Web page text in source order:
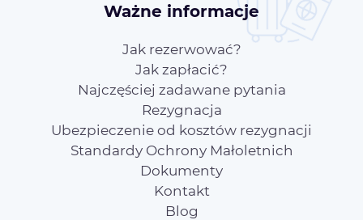
Ważne informacje
Jak rezerwować?
Jak zapłacić?
Najczęściej zadawane pytania
Rezygnacja
Ubezpieczenie od kosztów rezygnacji
Standardy Ochrony Małoletnich
Dokumenty
Kontakt
Blog